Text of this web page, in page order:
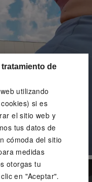
de
utilizando
si es
el sitio web y
tus datos de
cómoda del sitio
medidas
otorgas tu
en "Aceptar".